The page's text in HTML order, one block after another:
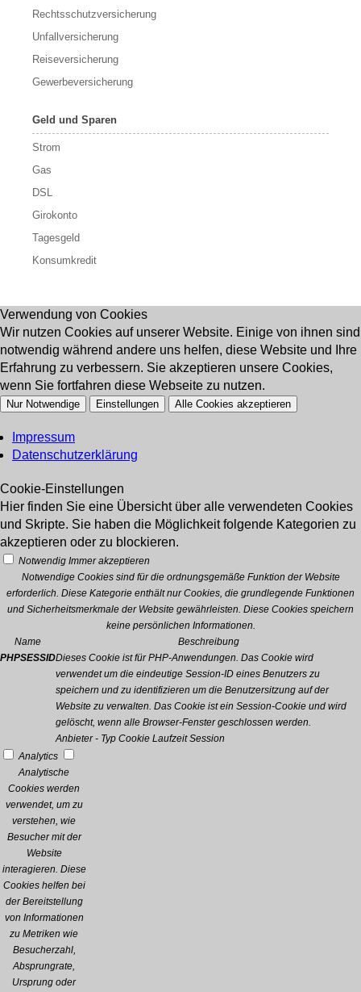
Rechtsschutzversicherung
Unfallversicherung
Reiseversicherung
Gewerbeversicherung
Geld und Sparen
Strom
Gas
DSL
Girokonto
Tagesgeld
Konsumkredit
Verwendung von Cookies
Wir nutzen Cookies auf unserer Website. Einige von ihnen sind
notwendig während andere uns helfen, diese Website und Ihre
Erfahrung zu verbessern. Sie akzeptieren unsere Cookies,
wenn Sie fortfahren diese Webseite zu nutzen.
Nur Notwendige Einstellungen Alle Cookies akzeptieren
Impressum
Datenschutzerklärung
Cookie-Einstellungen
Hier finden Sie eine Übersicht über alle verwendeten Cookies
und Skripte. Sie haben die Möglichkeit folgende Kategorien zu
akzeptieren oder zu blockieren.
Notwendig Immer akzeptieren
Notwendige Cookies sind für die ordnungsgemäße Funktion der Website
erforderlich. Diese Kategorie enthält nur Cookies, die grundlegende Funktionen
und Sicherheitsmerkmale der Website gewährleisten. Diese Cookies speichern
keine persönlichen Informationen.
Name
Beschreibung
PHPSESSIDDieses Cookie ist für PHP-Anwendungen. Das Cookie wird
verwendet um die eindeutige Session-ID eines Benutzers zu
speichern und zu identifizieren um die Benutzersitzung auf der
Website zu verwalten. Das Cookie ist ein Session-Cookie und wird
gelöscht, wenn alle Browser-Fenster geschlossen werden.
Anbieter - Typ Cookie Laufzeit Session
Analytics
Analytische
Cookies werden
verwendet, um zu
verstehen, wie
Besucher mit der
Website
interagieren. Diese
Cookies helfen bei
der Bereitstellung
von Informationen
zu Metriken wie
Besucherzahl,
Absprungrate,
Ursprung oder